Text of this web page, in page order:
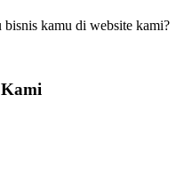
kamu di website kami?